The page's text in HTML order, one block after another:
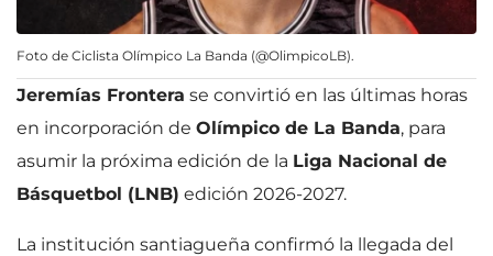
Foto de Ciclista Olímpico La Banda (@OlimpicoLB).
Jeremías Frontera se convirtió en las últimas horas
en incorporación de Olímpico de La Banda, para
asumir la próxima edición de la Liga Nacional de
Básquetbol (LNB) edición 2026-2027.
La institución santiagueña confirmó la llegada del